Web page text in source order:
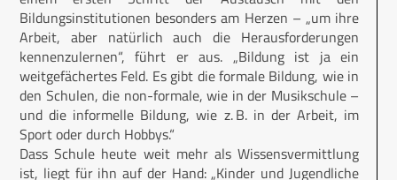
Bildungsinstitutionen besonders am Herzen – „um ihre
Arbeit, aber natürlich auch die Herausforderungen
kennenzulernen“, führt er aus. „Bildung ist ja ein
weitgefächertes Feld. Es gibt die formale Bildung, wie in
den Schulen, die non-formale, wie in der Musikschule –
und die informelle Bildung, wie z. B. in der Arbeit, im
Sport oder durch Hobbys.“
Dass Schule heute weit mehr als Wissensvermittlung
ist, liegt für ihn auf der Hand: „Kinder und Jugendliche